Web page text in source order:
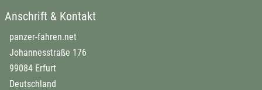
Anschrift & Kontakt
panzer-fahren.net
Johannesstraße 176
99084 Erfurt
Deutschland